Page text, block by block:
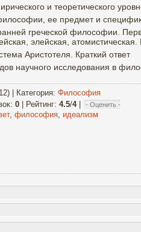
и теоретического
ее предмет и
греческой философии.
элейская, атомистическая.
Аристотеля. Краткий ответ
научного исследования в
| Категория: Философия
: 0 | Рейтинг: 4.5/4|
, философия идеализм